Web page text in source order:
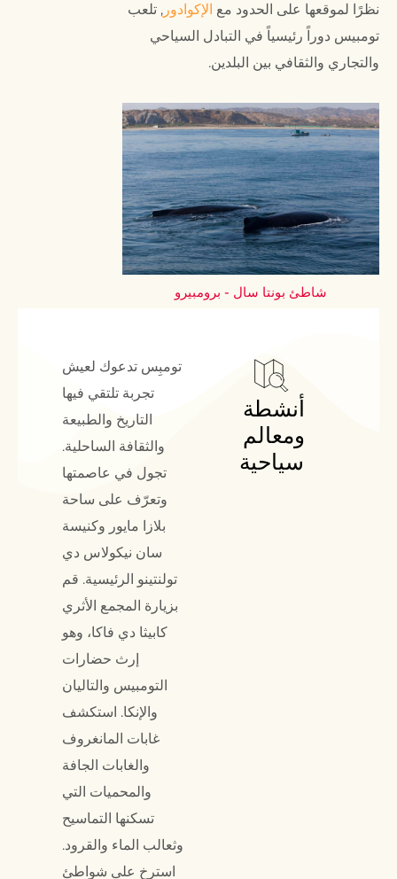
نظرًا لموقعها على الحدود مع الإكوادور , تلعب
تومبيس دوراً رئيسياً في التبادل السياحي
والتجاري والثقافي بين البلدين.
شاطئ بونتا سال - برومبيرو
أنشطة
ومعالم
سياحية
تومبِس تدعوك لعيش
تجربة تلتقي فيها
التاريخ والطبيعة
والثقافة الساحلية.
تجول في عاصمتها
وتعرّف على ساحة
بلازا مايور وكنيسة
سان نيكولاس دي
تولنتينو الرئيسية. قم
بزيارة المجمع الأثري
كابيثا دي فاكا، وهو
إرث حضارات
التومبيس والتاليان
والإنكا. استكشف
غابات المانغروف
والغابات الجافة
والمحميات التي
تسكنها التماسيح
وثعالب الماء والقرود.
استرخِ على شواطئ